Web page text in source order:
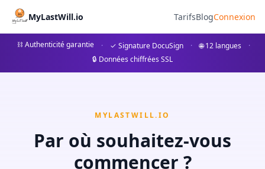
MyLastWill.io TarifsBlogConnexion
⛓ Authenticité garantie · ✓ Signature DocuSign · 🌐 12 langues
·
🔒 Données chiffrées SSL
MYLASTWILL.IO
Par où souhaitez-vous
commencer ?
Coach Succession -
Préparez votre succession avant le notaire avec notre
Notre coach vous guide pas à pas pour rassembler